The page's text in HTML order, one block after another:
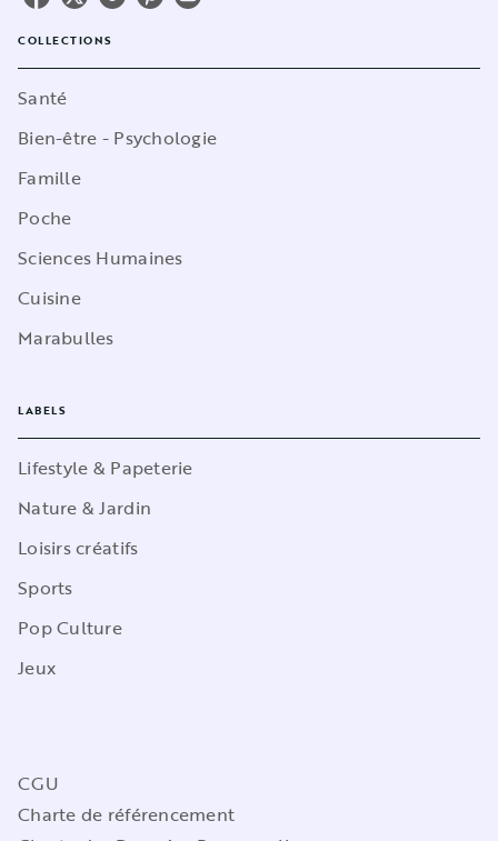
COLLECTIONS
Santé
Bien-être - Psychologie
Famille
Poche
Sciences Humaines
Cuisine
Marabulles
LABELS
Lifestyle & Papeterie
Nature & Jardin
Loisirs créatifs
Sports
Pop Culture
Jeux
CGU
Charte de référencement